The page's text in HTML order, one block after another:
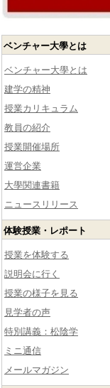
ベンチャー大學とは
ベンチャー大學とは
建学の精神
授業カリキュラム
教員の紹介
授業開催場所
運営企業
大學関連書籍
ニュースリリース
体験授業・レポート
授業を体験する
説明会に行く
授業の様子を見る
見学者の声
特別講義：松陰学
ミニ通信
メールマガジン